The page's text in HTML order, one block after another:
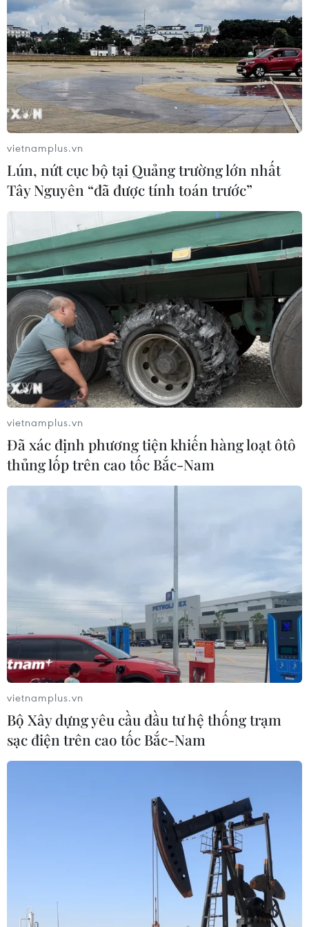
#Thủ tướng Phạm Minh Chính #WEF
#FDI
#Chuyển đổi Số
#Trí tuệ Nhân tạo
#Điểm đến đầu tư an toàn
Theo dõi VietnamPlus
TIN LIÊN QUAN
Hội nghị thường niên WEF lần thứ 54
16/01/2024 23:04
Nhân chuyến tham dự Hội nghị thường niên lần thứ 54
của Diễn đàn Kinh tế Thế giới tại Davos, Thụy Sĩ, chiều
16/1 (giờ địa phương), Thủ tướng Phạm Minh Chính gặp
Thủ tướng Bỉ Alexander De Croo.
vietnamplus.vn
Lún, nứt cục bộ tại Quảng trường lớn nhất
Tây Nguyên “đã được tính toán trước”
vietnamplus.vn
Đã xác định phương tiện khiến hàng loạt ôtô
thủng lốp trên cao tốc Bắc-Nam
vietnamplus.vn
Bộ Xây dựng yêu cầu đầu tư hệ thống trạm
sạc điện trên cao tốc Bắc-Nam